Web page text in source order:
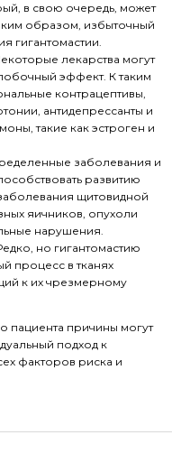
в свою очередь, может
образом, избыточный
гигантомастии.
лекарства могут
эффект. К таким
контрацептивы,
антидепрессанты и
такие как эстроген и
заболевания и
развитию
щитовидной
яичников, опухоли
нарушения.
но гигантомастию
процесс в тканях
к их чрезмерному
пациента причины могут
подход к
факторов риска и